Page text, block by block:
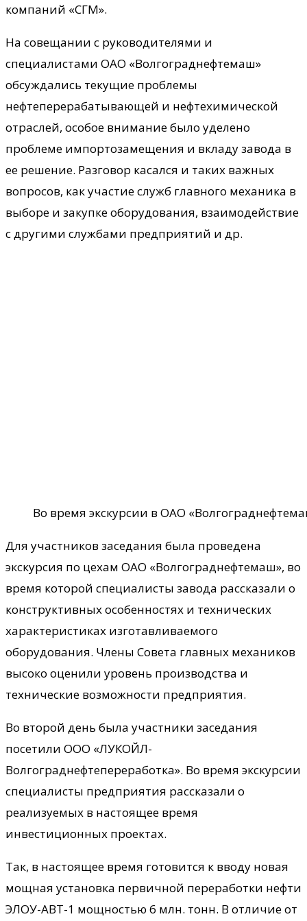
компаний «СГМ».
На совещании с руководителями и
специалистами ОАО «Волгограднефтемаш»
обсуждались текущие проблемы
нефтеперерабатывающей и нефтехимической
отраслей, особое внимание было уделено
проблеме импортозамещения и вкладу завода в
ее решение. Разговор касался и таких важных
вопросов, как участие служб главного механика в
выборе и закупке оборудования, взаимодействие
с другими службами предприятий и др.
Во время экскурсии в ОАО
Для участников заседания была проведена
экскурсия по цехам ОАО «Волгограднефтемаш», во
время которой специалисты завода рассказали о
конструктивных особенностях и технических
характеристиках изготавливаемого
оборудования. Члены Совета главных механиков
высоко оценили уровень производства и
технические возможности предприятия.
Во второй день была участники заседания
посетили ООО «ЛУКОЙЛ-
Волгограднефтепереработка». Во время экскурсии
специалисты предприятия рассказали о
реализуемых в настоящее время
инвестиционных проектах.
Так, в настоящее время готовится к вводу новая
мощная установка первичной переработки нефти
ЭЛОУ-АВТ-1 мощностью 6 млн. тонн. В отличие от